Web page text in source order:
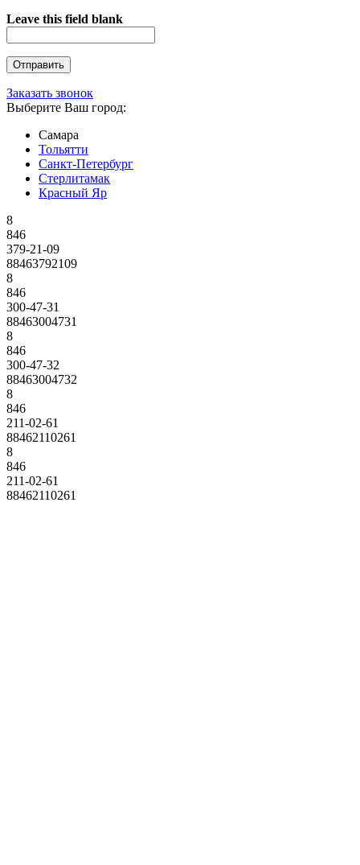
Leave this field blank
Заказать звонок
Выберите Ваш город:
Самара
Тольятти
Санкт-Петербург
Стерлитамак
Красный Яр
8
846
379-21-09
88463792109
8
846
300-47-31
88463004731
8
846
300-47-32
88463004732
8
846
211-02-61
88462110261
8
846
211-02-61
88462110261